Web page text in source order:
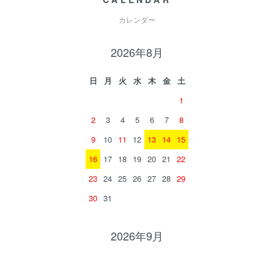
カレンダー
2026年8月
日 月 火 水 木 金
土
1
2
3 4 5 6 7
8
9
10 11 12 13 14 15
16 17 18 19 20 21
22
23 24 25 26 27 28 29
30 31
2026年9月